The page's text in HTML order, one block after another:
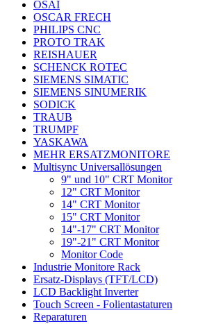
OSAI
OSCAR FRECH
PHILIPS CNC
PROTO TRAK
REISHAUER
SCHENCK ROTEC
SIEMENS SIMATIC
SIEMENS SINUMERIK
SODICK
TRAUB
TRUMPF
YASKAWA
MEHR ERSATZMONITORE
Multisync Universallösungen
9" und 10" CRT Monitor
12" CRT Monitor
14" CRT Monitor
15" CRT Monitor
14"-17" CRT Monitor
19"-21" CRT Monitor
Monitor Code
Industrie Monitore Rack
Ersatz-Displays (TFT/LCD)
LCD Backlight Inverter
Touch Screen - Folientastaturen
Reparaturen